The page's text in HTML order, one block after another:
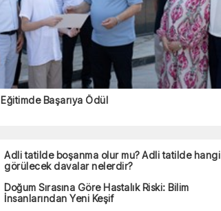
Eğitimde Başarıya Ödül
Adli tatilde boşanma olur mu? Adli tatilde hangi
görülecek davalar nelerdir?
Doğum Sırasına Göre Hastalık Riski: Bilim
İnsanlarından Yeni Keşif